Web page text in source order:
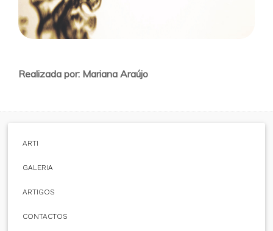
Realizada por: Mariana Araújo
ARTI
GALERIA
ARTIGOS
CONTACTOS